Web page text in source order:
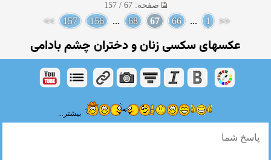
صفحه: 67 / 157
<<
1
...
66
67
68
...
156
157
>>
عکسهای سکسی زنان و دختران چشم بادامی
بیشتر...